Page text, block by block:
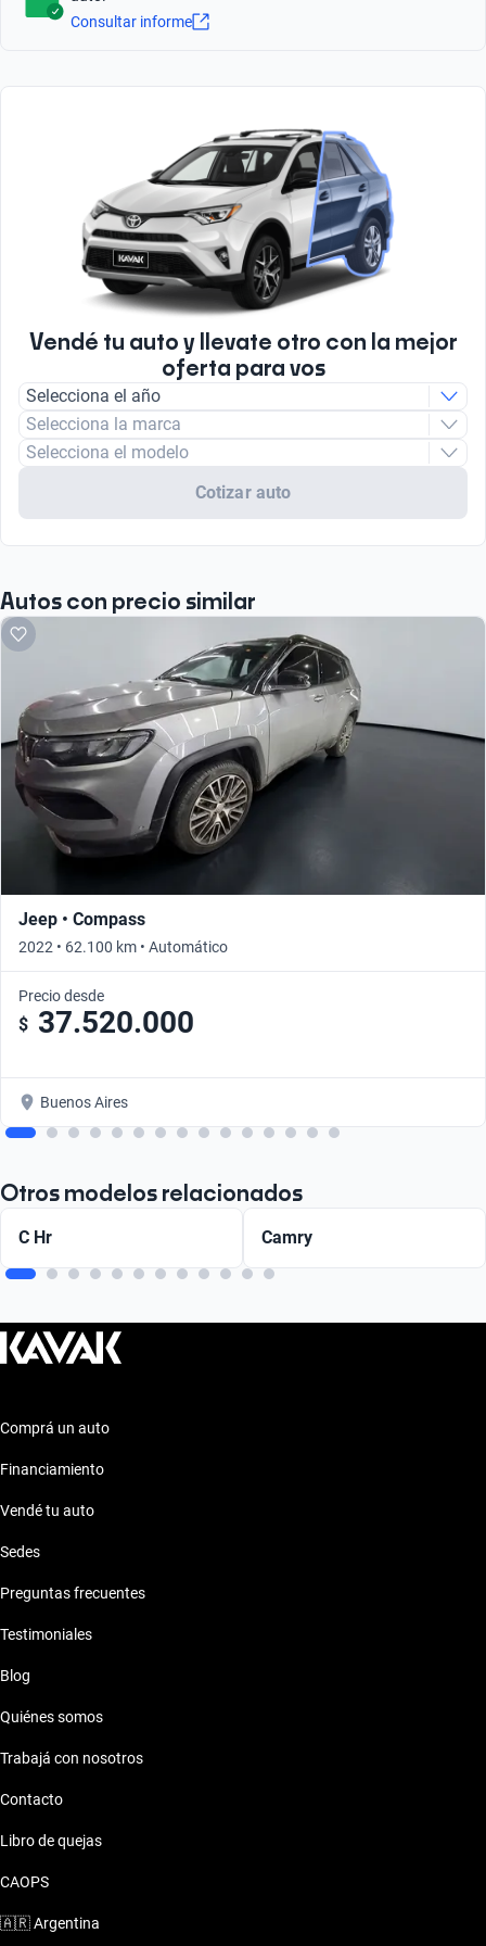
Combustión
Tipo de Carrocería
Tipo de Rin
4
Asistencia de frenado
Consultar informe
Vendé tu auto y llevate otro con la mejor
oferta para vos
Selecciona el año
Selecciona la marca
Selecciona el modelo
Cotizar auto
Autos con precio similar
Jeep • Compass
2022 • 62.100 km • Automático
Precio desde
$ 37.520.000
Buenos Aires
Otros modelos relacionados
C Hr Camry
Comprá un auto
Financiamiento
Vendé tu auto
Sedes
Preguntas frecuentes
Testimoniales
Blog
Quiénes somos
Trabajá con nosotros
Contacto
Libro de quejas
CAOPS
🇦🇷Argentina